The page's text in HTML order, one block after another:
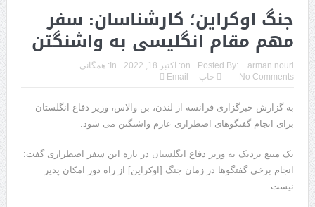
جنگ اوکراین؛ کارشناسان: سفر
مهم مقام انگلیسی به واشنگتن
Posted By: arman nouri
on: اکتبر 18, 2022 In: همگانی
No Comments
چاپ Email
به گزارش خبرگزاری فرانسه از لندن، بن والاس، وزیر دفاع انگلستان
برای انجام گفتگوهای اضطراری عازم واشنگتن می شود.
یک منبع نزدیک به وزیر دفاع انگلستان در باره این سفر اضطراری گفت:
انجام برخی گفتگوها در زمان جنگ [اوکراین] از راه دور امکان پذیر
نیست.